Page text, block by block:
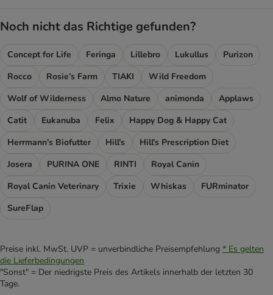
Noch nicht das Richtige gefunden?
Concept for Life Feringa Lillebro Lukullus
Purizon
Rocco
Rosie’s Farm TIAKI
Wild Freedom
Wolf of Wilderness
Almo Nature animonda
Applaws
Catit
Eukanuba Felix
Happy Dog & Happy Cat
Herrmann's Biofutter
Hill's
Hill's Prescription Diet
Josera
PURINA ONE RINTI
Royal Canin
Royal Canin Veterinary
Trixie Whiskas
FURminator
SureFlap
Preise inkl. MwSt. UVP = unverbindliche Preisempfehlung * Es gelten
die Lieferbedingungen
"Sonst" = Der niedrigste Preis des Artikels innerhalb der letzten 30
Tage.